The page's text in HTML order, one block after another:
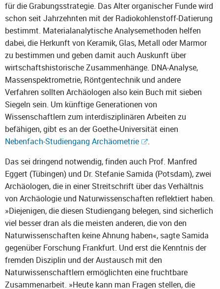
für die Grabungsstrategie. Das Alter organischer Funde wird
schon seit Jahrzehnten mit der Radiokohlenstoff-Datierung
bestimmt. Materialanalytische Analysemethoden helfen
dabei, die Herkunft von Keramik, Glas, Metall oder Marmor
zu bestimmen und geben damit auch Auskunft über
wirtschaftshistorische Zusammenhänge. DNA-Analyse,
Massenspektrometrie, Röntgentechnik und andere
Verfahren sollten Archäologen also kein Buch mit sieben
Siegeln sein. Um künftige Generationen von
Wissenschaftlern zum interdisziplinären Arbeiten zu
befähigen, gibt es an der Goethe-Universität einen
Nebenfach-Studiengang Archäometrie
.
Das sei dringend notwendig, finden auch Prof. Manfred
Eggert (Tübingen) und Dr. Stefanie Samida (Potsdam), zwei
Archäologen, die in einer Streitschrift über das Verhältnis
von Archäologie und Naturwissenschaften reflektiert haben.
»Diejenigen, die diesen Studiengang belegen, sind sicherlich
viel besser dran als die meisten anderen, die von den
Naturwissenschaften keine Ahnung haben«, sagte Samida
gegenüber Forschung Frankfurt. Und erst die Kenntnis der
fremden Disziplin und der Austausch mit den
Naturwissenschaftlern ermöglichten eine fruchtbare
Zusammenarbeit. »Heute kann man Fragen stellen, die